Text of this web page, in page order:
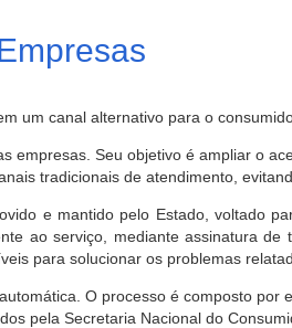
um canal alternativo para o
empresas. Seu objetivo é ampliar o
tradicionais de atendimento,
e mantido pelo Estado, voltado
ao serviço, mediante assinatura
para solucionar os problemas
O processo é composto
pela Secretaria Nacional do